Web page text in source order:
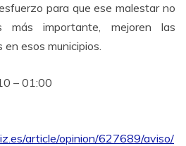
para que ese malestar no
importante, mejoren las
esos municipios.
– 01:00
article/opinion/627689/aviso/